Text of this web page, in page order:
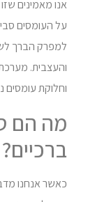
אנו מאמינים
על העומסים
למפרק הברך
והעצבית. מערכת
וחלוקת עומסים
מה הם
ברכיים?
כאשר אנחנו